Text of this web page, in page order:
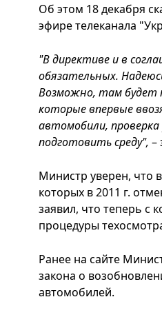
Об этом 18 декабря
эфире телеканала
"В директиве и в
обязательных.
Возможно, там будет
которые впервые
автомобили,
подготовить среду", –
Министр уверен, что
которых в 2011 г.
заявил, что теперь с
процедуры
Ранее на сайте
закона о
автомобилей.